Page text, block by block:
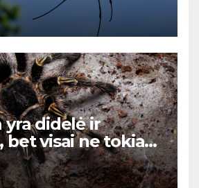
yra didelė ir
bet visai ne tokia